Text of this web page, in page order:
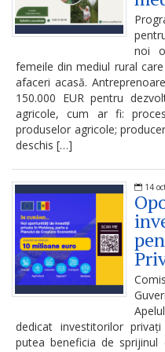
Serviciul
Arhivă
Serviciul
Juridic
Serviciul
Audit
Declarații
de
avere
și
personale
noi
femeile din mediul rural
afaceri acasă.
150.000 EUR pentru
agricole, cum ar fi:
produselor agricole;
deschis […]
14
dedicat investitorilor
putea beneficia de sprijinul